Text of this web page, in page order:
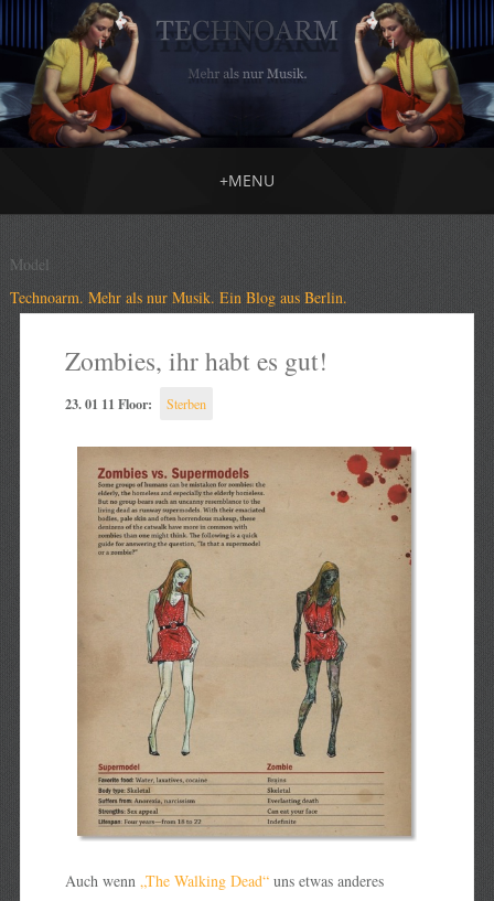
+MENU
Model
Technoarm. Mehr als nur Musik. Ein Blog aus Berlin.
Zombies, ihr habt es gut!
23. 01 11 Floor: Sterben
Auch wenn „The Walking Dead“uns etwas anderes